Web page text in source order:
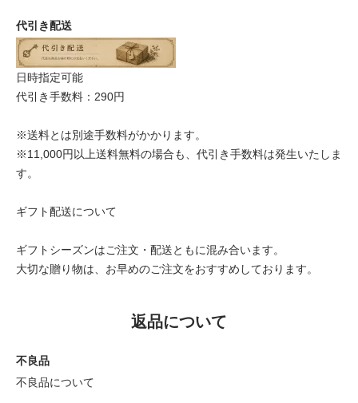
代引き配送
日時指定可能
代引き手数料：290円
※送料とは別途手数料がかかります。
※11,000円以上送料無料の場合も、代引き手数料は発生いたしま
す。
ギフト配送について
ギフトシーズンはご注文・配送ともに混み合います。
大切な贈り物は、お早めのご注文をおすすめしております。
返品について
不良品
不良品について